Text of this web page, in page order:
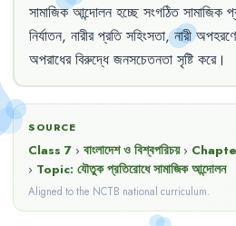
সামাজিক আন্দোলন হচ্ছে সংগঠিত সামাজিক
নির্যাতন, নারীর প্রতি সহিংসতা, নারী
অপরাধের বিরুদ্ধে জনসচেতনতা সৃষ্টি করে।
SOURCE
Class 7 › বাংলাদেশ ও বিশ্বপরিচয় ›
› Topic: যৌতুক প্রতিরোধে সামাজিক আন্দোলন
Aligned to the NCTB national curriculum.